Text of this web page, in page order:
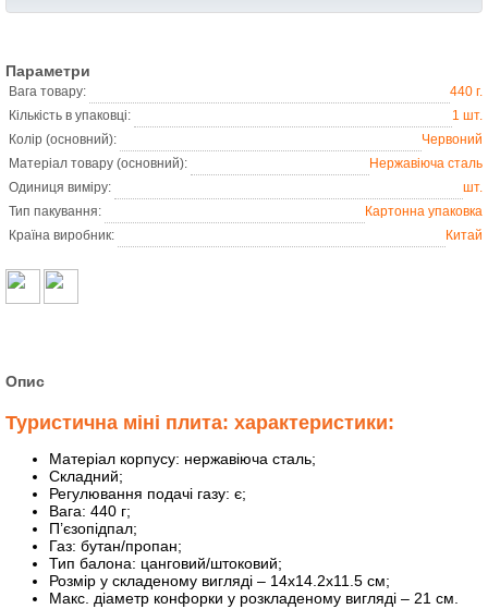
Параметри
Вага товару:
440 г.
Кількість в упаковці:
1 шт.
Колір (основний):
Червоний
Матеріал товару (основний):
Нержавіюча сталь
Одиниця виміру:
шт.
Тип пакування:
Картонна упаковка
Країна виробник:
Китай
Опис
Туристична міні плита: характеристики:
Матеріал корпусу: нержавіюча сталь;
Складний;
Регулювання подачі газу: є;
Вага: 440 г;
П’єзопідпал;
Газ: бутан/пропан;
Тип балона: цанговий/штоковий;
Розмір у складеному вигляді – 14х14.2х11.5 см;
Макс. діаметр конфорки у розкладеному вигляді – 21 см.